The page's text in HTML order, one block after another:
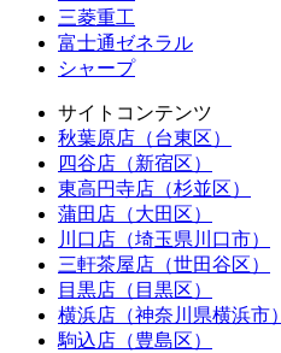
三菱重工
富士通ゼネラル
シャープ
サイトコンテンツ
秋葉原店（台東区）
四谷店（新宿区）
東高円寺店（杉並区）
蒲田店（大田区）
川口店（埼玉県川口市）
三軒茶屋店（世田谷区）
目黒店（目黒区）
横浜店（神奈川県横浜市）
駒込店（豊島区）